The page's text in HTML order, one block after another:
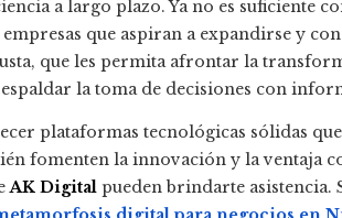
a largo plazo. Ya no es suficiente
que aspiran a expandirse y
que les permita afrontar la
la toma de decisiones con
plataformas tecnológicas sólidas
fomenten la innovación y la ventaja
AK Digital pueden brindarte asistencia.